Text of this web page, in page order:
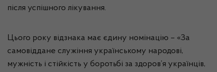
після успішного лікування.
Цього року відзнака має єдину номінацію – «За
самовіддане служіння українському народові,
мужність і стійкість у боротьбі за здоров’я українців,